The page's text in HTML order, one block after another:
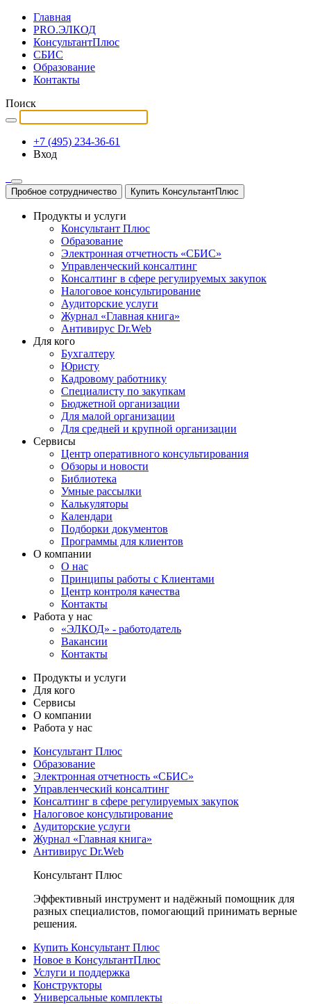
Главная
PRO.ЭЛКОД
КонсультантПлюс
СБИС
Образование
Контакты
Поиск
+7 (495) 234-36-61
Вход
Пробное сотрудничество Купить КонсультантПлюс
Продукты и услуги
Консультант Плюс
Образование
Электронная отчетность «СБИС»
Управленческий консалтинг
Консалтинг в сфере регулируемых закупок
Налоговое консультирование
Аудиторские услуги
Журнал «Главная книга»
Антивирус Dr.Web
Для кого
Бухгалтеру
Юристу
Кадровому работнику
Специалисту по закупкам
Бюджетной организации
Для малой организации
Для средней и крупной организации
Сервисы
Центр оперативного консультирования
Обзоры и новости
Библиотека
Умные рассылки
Калькуляторы
Календари
Подборки документов
Программы для клиентов
О компании
О нас
Принципы работы с Клиентами
Центр контроля качества
Контакты
Работа у нас
«ЭЛКОД» - работодатель
Вакансии
Контакты
Продукты и услуги
Для кого
Сервисы
О компании
Работа у нас
Консультант Плюс
Образование
Электронная отчетность «СБИС»
Управленческий консалтинг
Консалтинг в сфере регулируемых закупок
Налоговое консультирование
Аудиторские услуги
Журнал «Главная книга»
Антивирус Dr.Web
Консультант Плюс
Эффективный инструмент и надёжный помощник для
разных специалистов, помогающий принимать верные
решения.
Купить Консультант Плюс
Новое в КонсультантПлюс
Услуги и поддержка
Конструкторы
Универсальные комплекты